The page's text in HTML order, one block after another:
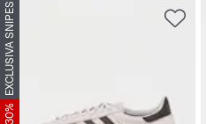
EXCLUSIVA SNIPES
-30%